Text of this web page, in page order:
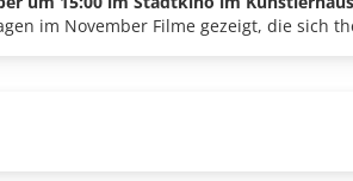
im November Filme gezeigt, die sich